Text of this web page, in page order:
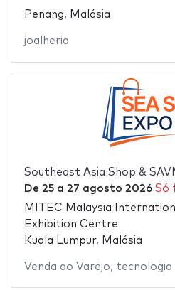
Penang, Malásia
joalheria
Southeast Asia Shop &
De 25a 27 agosto 2026 Só
MITEC Malaysia
Exhibition Centre
Kuala Lumpur, Malásia
Venda ao Varejo, tecnologia